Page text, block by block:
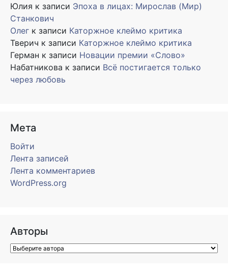
Юлия к записи Эпоха в лицах: Мирослав (Мир)
Станкович
Олег к записи Каторжное клеймо критика
Тверич к записи Каторжное клеймо критика
Герман к записи Новации премии «Слово»
Набатникова к записи Всё постигается только
через любовь
Мета
Войти
Лента записей
Лента комментариев
WordPress.org
Авторы